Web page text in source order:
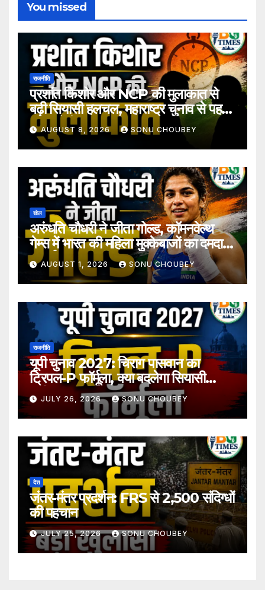
You missed
राजनीति
प्रशांत किशोर और NCP की मुलाकात से
बढ़ी सियासी हलचल, महाराष्ट्र चुनाव से पहले
अटकलें तेज
AUGUST 8, 2026 SONU CHOUBEY
खेल
अरुंधति चौधरी ने जीता गोल्ड, कॉमनवेल्थ
गेम्स में भारत की महिला मुक्केबाजों का दमदार
प्रदर्शन
AUGUST 1, 2026 SONU CHOUBEY
राजनीति
यूपी चुनाव 2027: चिराग पासवान का
ट्रिपल-P फॉर्मूला, क्या बदलेगा सियासी
समीकरण?
JULY 26, 2026 SONU CHOUBEY
देश
जंतर-मंतर प्रदर्शन: FRS से 2,500 संदिग्धों
की पहचान
JULY 25, 2026 SONU CHOUBEY